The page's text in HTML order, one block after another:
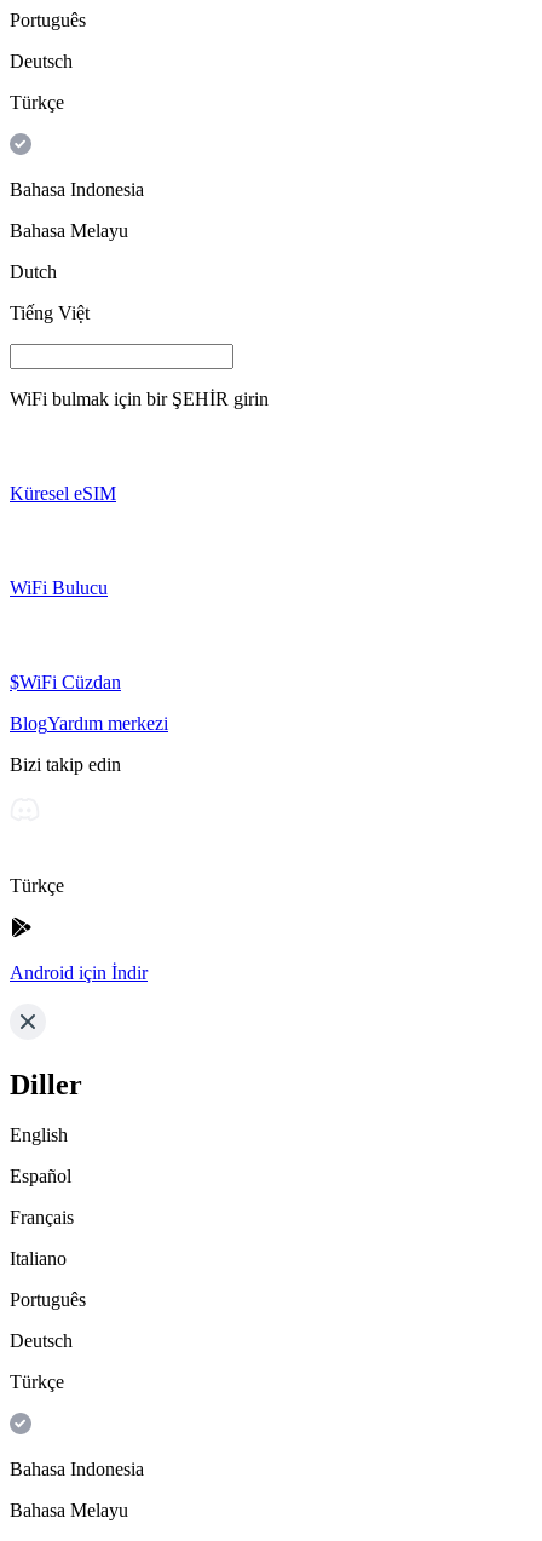
Português
Deutsch
Türkçe
Bahasa Indonesia
Bahasa Melayu
Dutch
Tiếng Việt
WiFi bulmak için bir ŞEHİR girin
Küresel eSIM
WiFi Bulucu
$WiFi Cüzdan
BlogYardım merkezi
Bizi takip edin
Türkçe
Android için İndir
Diller
English
Español
Français
Italiano
Português
Deutsch
Türkçe
Bahasa Indonesia
Bahasa Melayu